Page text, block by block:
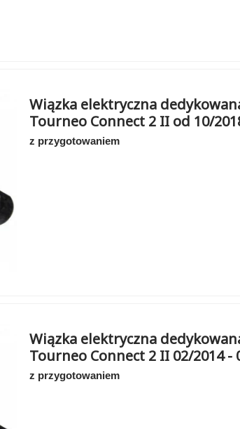
Wiązka elektryczna
Tourneo Connect 2 II od 10/
z przygotowaniem
Wiązka elektryczna
Tourneo Connect 2 II 02/2014 -
z przygotowaniem